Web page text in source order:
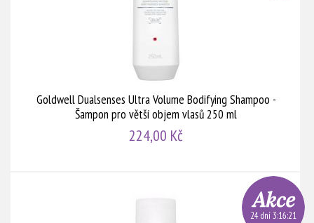
Goldwell Dualsenses Ultra Volume Bodifying Shampoo -
Šampon pro větší objem vlasů 250 ml
224,00 Kč
24 dní 3:16:20